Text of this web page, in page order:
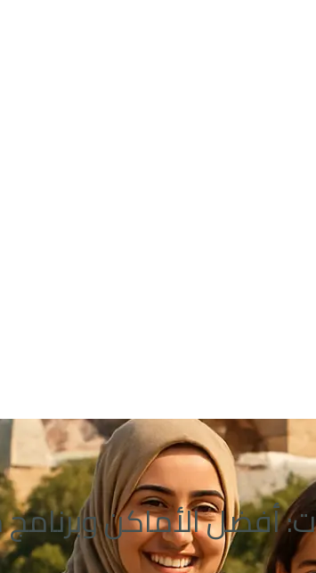
أفضل الأماكن